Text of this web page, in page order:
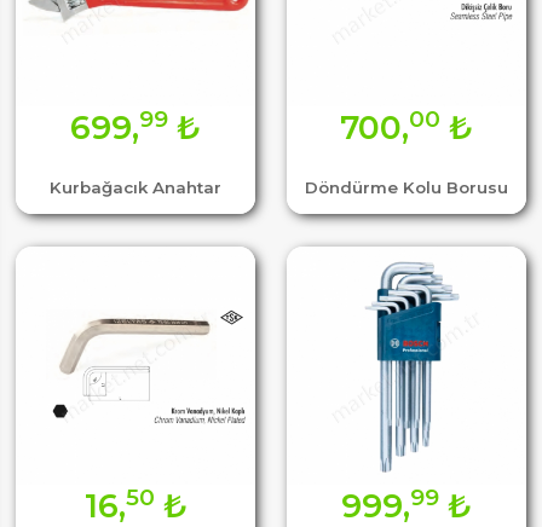
Kurbağacık Anahtar
699,99 ₺
Döndürme Kolu Borusu
700,00 ₺
16,50 ₺ 999,99₺